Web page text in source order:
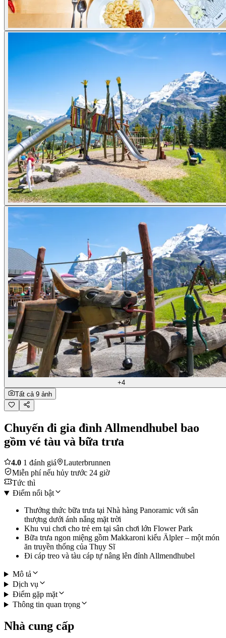
+4
Tất cả 9 ảnh
Chuyến đi gia đình Allmendhubel bao
gồm vé tàu và bữa trưa
4.0 1 đánh giá
Lauterbrunnen
Miễn phí nếu hủy trước 24 giờ
Tức thì
Điểm nổi bật
Thưởng thức bữa trưa tại Nhà hàng Panoramic với sân
thượng dưới ánh nắng mặt trời
Khu vui chơi cho trẻ em tại sân chơi lớn Flower Park
Bữa trưa ngon miệng gồm Makkaroni kiểu Älpler – một món
ăn truyền thống của Thụy Sĩ
Đi cáp treo và tàu cáp tự nâng lên đỉnh Allmendhubel
Mô tả
Dịch vụ
Điểm gặp mặt
Thông tin quan trọng
Nhà cung cấp